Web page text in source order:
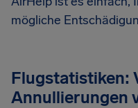
mögliche
Flugstatistiken:
Annullierungen